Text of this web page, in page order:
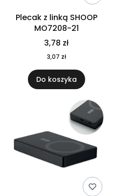
Plecak z linką SHOOP
MO7208-21
3,78 zł
3,07 zł
Do koszyka